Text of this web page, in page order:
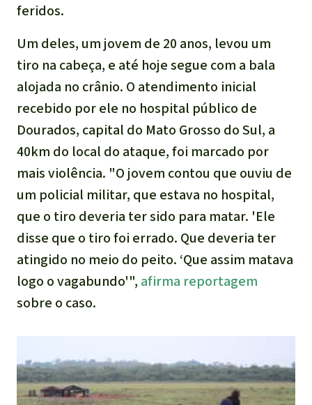
feridos.
Um deles, um jovem de 20 anos, levou um
tiro na cabeça, e até hoje segue com a bala
alojada no crânio. O atendimento inicial
recebido por ele no hospital público de
Dourados, capital do Mato Grosso do Sul, a
40km do local do ataque, foi marcado por
mais violência. "O jovem contou que ouviu de
um policial militar, que estava no hospital,
que o tiro deveria ter sido para matar. 'Ele
disse que o tiro foi errado. Que deveria ter
atingido no meio do peito. ‘Que assim matava
logo o vagabundo'", afirma reportagem
sobre o caso.